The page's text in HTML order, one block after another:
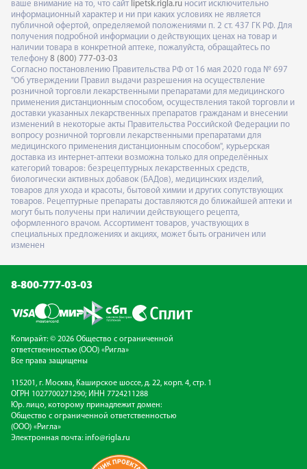
ваше внимание на то, что сайт lipetsk.rigla.ru носит исключительно
информационный характер и ни при каких условиях не является
публичной офертой, определяемой положениями п. 2 ст. 437 ГК РФ. Для
получения подробной информации о действующих ценах на товар и
наличии товара в конкретной аптеке, пожалуйста, обращайтесь по
телефону 8 (800) 777-03-03
Согласно постановлению Правительства РФ от 16 мая 2020 года № 697
"Об утверждении Правил выдачи разрешения на осуществление
розничной торговли лекарственными препаратами для медицинского
применения дистанционным способом, осуществления такой торговли и
доставки указанных лекарственных препаратов гражданам и внесении
изменений в некоторые акты Правительства Российской Федерации по
вопросу розничной торговли лекарственными препаратами для
медицинского применения дистанционным способом", курьерская
доставка из интернет-аптеки возможна только для определённых
категорий товаров: безрецептурных лекарственных средств,
биологически активных добавок (БАДов), медицинских изделий,
товаров для ухода и красоты, бытовой химии и других сопутствующих
товаров. Рецептурные препараты доставляются до ближайшей аптеки и
могут быть получены при наличии действующего рецепта,
оформленного врачом. Ассортимент товаров, участвующих в
специальных предложениях и акциях, может быть ограничен или
изменен
8-800-777-03-03
Копирайт: © 2026 Общество с ограниченной
ответственностью (ООО) «Ригла»
Все права защищены
115201, г. Москва, Каширское шоссе, д. 22, корп. 4, стр. 1
ОГРН 1027700271290; ИНН 7724211288
Юр. лицо, которому принадлежит домен:
Общество с ограниченной ответственностью
(ООО) «Ригла»
Электронная почта: info@rigla.ru